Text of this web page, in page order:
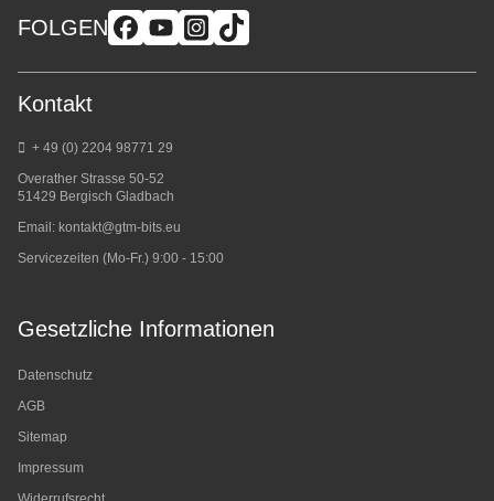
FOLGEN
Kontakt
+ 49 (0) 2204 98771 29
Overather Strasse 50-52
51429 Bergisch Gladbach
Email: kontakt@gtm-bits.eu
Servicezeiten (Mo-Fr.) 9:00 - 15:00
Gesetzliche Informationen
Datenschutz
AGB
Sitemap
Impressum